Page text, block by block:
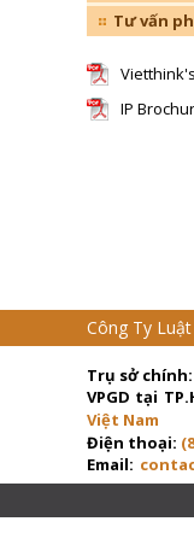
Tư vấn
IP
Công Ty
Trụ sở chính:
VPGD tại
Việt Nam
Điện thoại:
Email: